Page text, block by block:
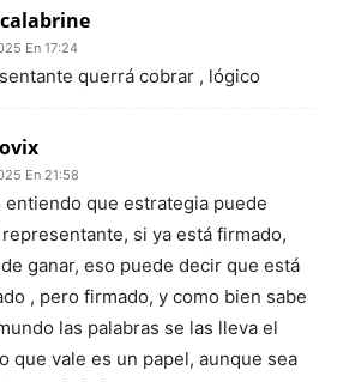
En 17:24
querrá cobrar , lógico
En 21:58
entiendo que estrategia puede
si ya está firmado,
ganar, eso puede decir que está
, pero firmado, y como bien sabe
las palabras se las lleva el
que vale es un papel, aunque sea